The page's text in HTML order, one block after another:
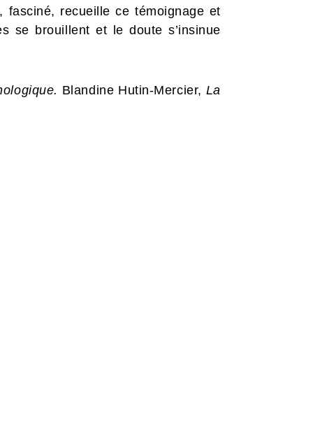
fasciné, recueille ce témoignage et
se brouillent et le doute s’insinue
Blandine Hutin-Mercier, La